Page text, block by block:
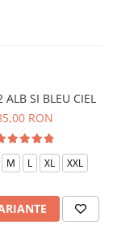
ALB SI BLEU CIEL
RON
M L XL XXL